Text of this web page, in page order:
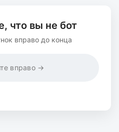
что вы не бот
вправо до конца
вправо →